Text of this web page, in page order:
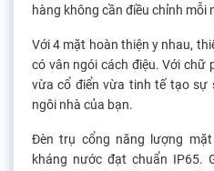
hàng không cần điều chỉnh mỗi
Với 4 mặt hoàn thiện y nhau,
có vân ngói cách điệu. Với chữ
vừa cổ điển vừa tinh tế tạo sự
ngôi nhà của bạn.
Đèn trụ cổng năng lượng
kháng nước đạt chuẩn IP65.